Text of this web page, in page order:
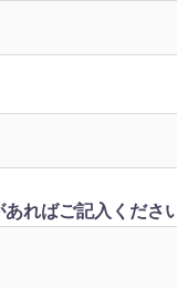
ればご記入くださ